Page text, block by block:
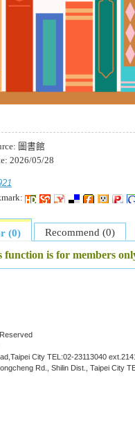
圖書館
2026/05/28
(0)
Recommend (0)
function is for members
City TEL:02-23113040
Rd., Shilin Dist., Taipei City